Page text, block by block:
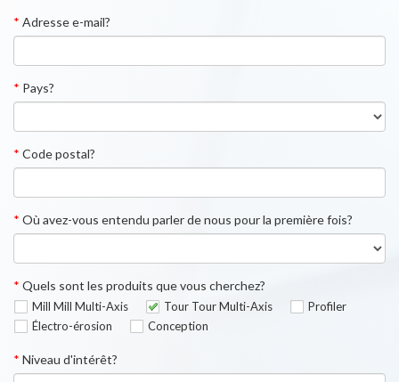
* Adresse e-mail?
* Pays?
* Code postal?
* Où avez-vous entendu parler de nous pour la première fois?
* Quels sont les produits que vous cherchez?
Mill Mill Multi-Axis Tour Tour Multi-Axis
Profiler
Électro-érosion
Conception
* Niveau d'intérêt?